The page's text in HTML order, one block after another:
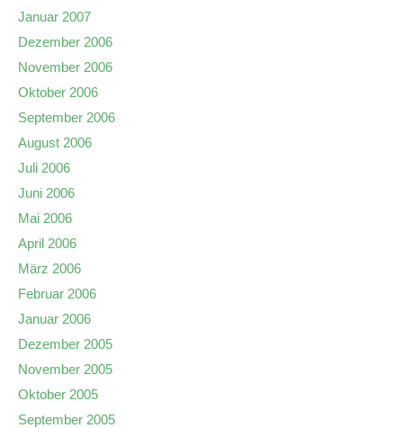
Januar 2007
Dezember 2006
November 2006
Oktober 2006
September 2006
August 2006
Juli 2006
Juni 2006
Mai 2006
April 2006
März 2006
Februar 2006
Januar 2006
Dezember 2005
November 2005
Oktober 2005
September 2005